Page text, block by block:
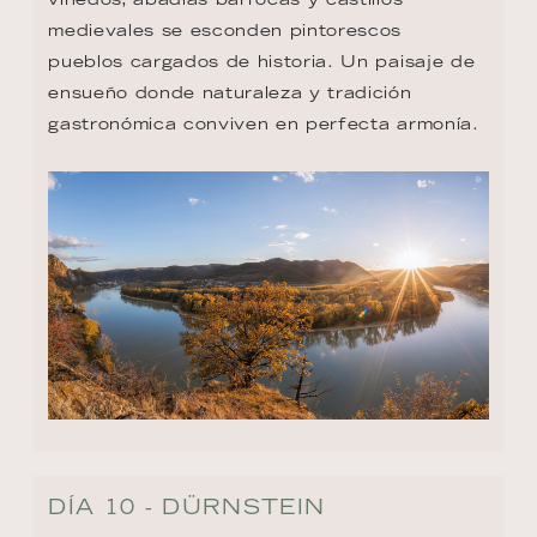
medievales se esconden pintorescos
pueblos cargados de historia. Un paisaje de
ensueño donde naturaleza y tradición
gastronómica conviven en perfecta armonía.
DÍA 10 - DÜRNSTEIN